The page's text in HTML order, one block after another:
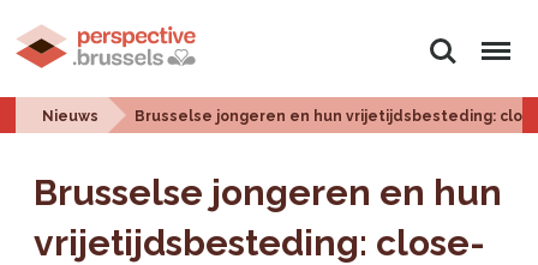
Zoeken Menu
Nieuws Brusselse jongeren en hun vrijetijdsbesteding:
Brusselse jongeren en hun
vrijetijdsbesteding: close-